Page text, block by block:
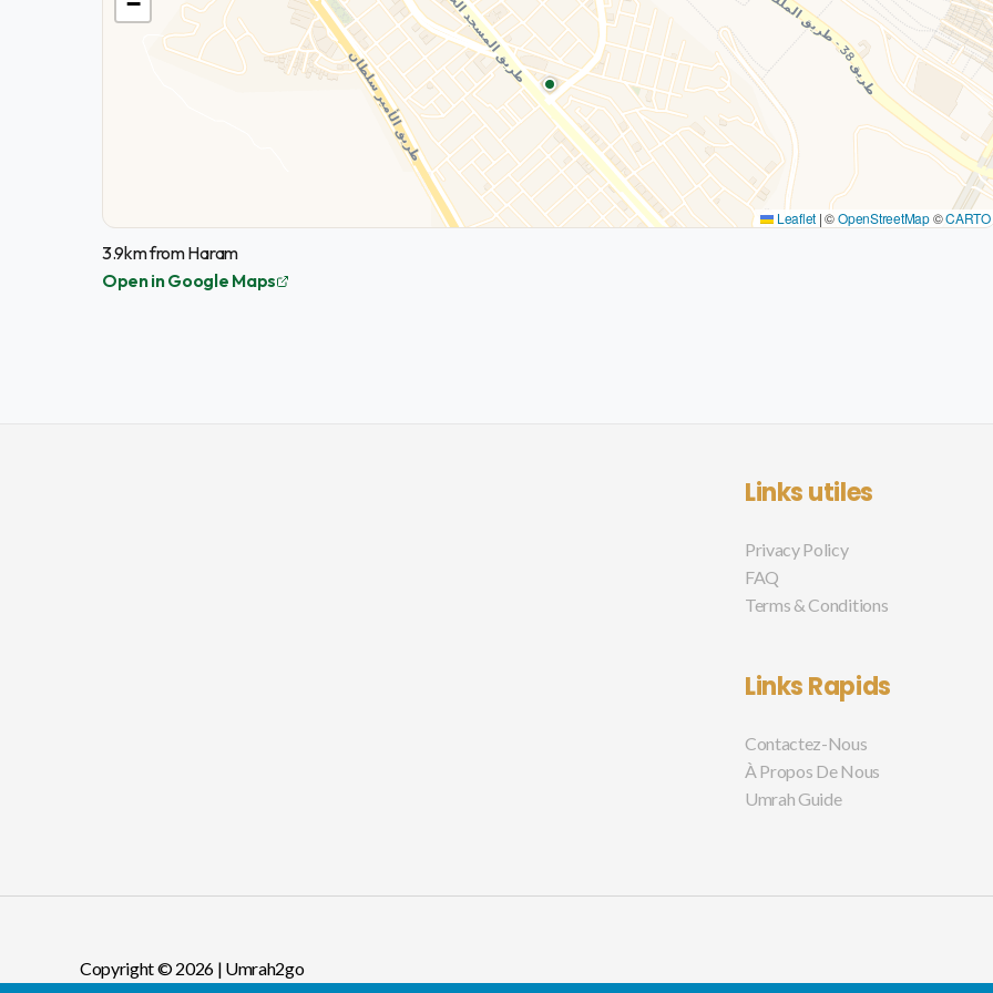
Leaflet |©OpenStreetMap©CARTO
3.9km from Haram
Open in Google Maps
Links utiles
Privacy Policy
FAQ
Terms & Conditions
Links Rapids
Contactez-Nous
À Propos De Nous
Umrah Guide
Copyright © 2026 | Umrah2go